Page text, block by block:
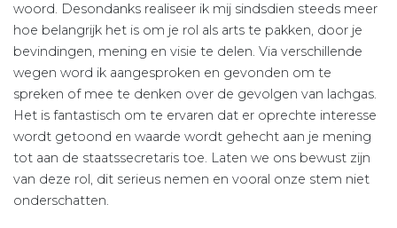
woord. Desondanks realiseer ik mij sindsdien steeds meer
hoe belangrijk het is om je rol als arts te pakken, door je
bevindingen, mening en visie te delen. Via verschillende
wegen word ik aangesproken en gevonden om te
spreken of mee te denken over de gevolgen van lachgas.
Het is fantastisch om te ervaren dat er oprechte interesse
wordt getoond en waarde wordt gehecht aan je mening
tot aan de staatssecretaris toe. Laten we ons bewust zijn
van deze rol, dit serieus nemen en vooral onze stem niet
onderschatten.